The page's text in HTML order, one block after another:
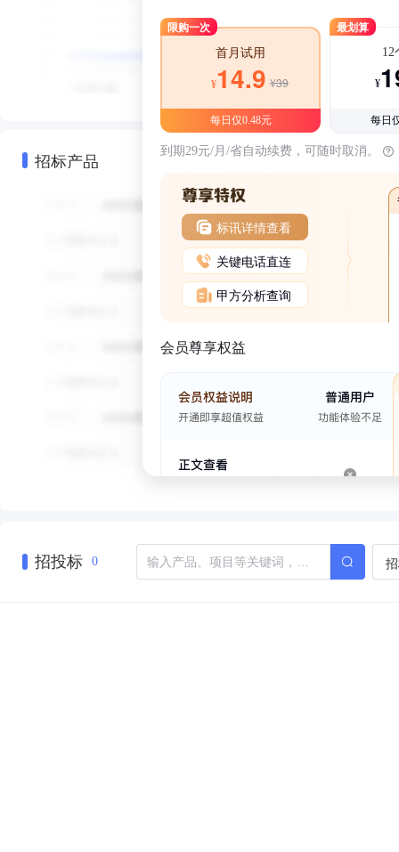
招标产品
限购一次
首月试用
¥14.9 ¥39
每日仅0.48元
最划算
12
¥
每日
到期29元/月/省自动续费，可随时取消。
标讯详情查看
关键电话直连
甲方分析查询
会员尊享权益
招投标 0